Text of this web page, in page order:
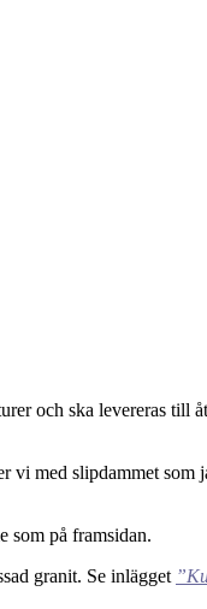
och ska levereras
vi med slipdammet
som på framsidan.
granit. Se inlägget